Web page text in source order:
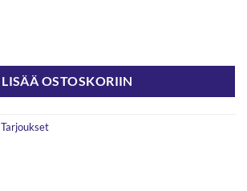
LISÄÄ OSTOSKORIIN
Tarjoukset